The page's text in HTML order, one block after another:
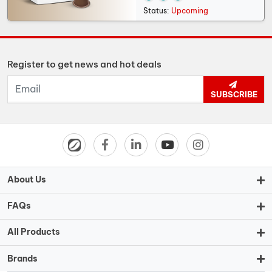
Status: Upcoming
Register to get news and hot deals
SUBSCRIBE
About Us
FAQs
All Products
Brands